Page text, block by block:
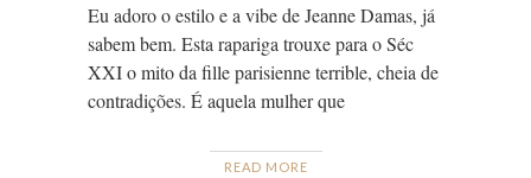
Eu adoro o estilo e a vibe de Jeanne Damas, já
sabem bem. Esta rapariga trouxe para o Séc
XXI o mito da fille parisienne terrible, cheia de
contradições. É aquela mulher que
READ MORE